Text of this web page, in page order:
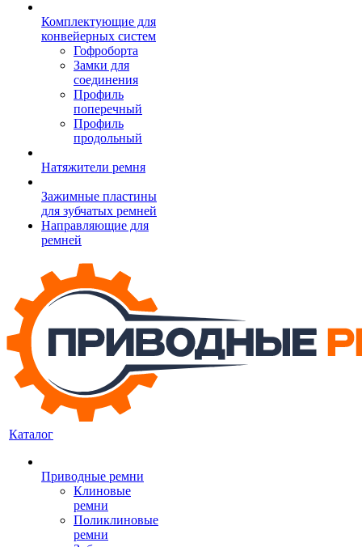
Комплектующие для
конвейерных систем
Гофроборта
Замки для
соединения
Профиль
поперечный
Профиль
продольный
Натяжители ремня
Зажимные пластины
для зубчатых ремней
Направляющие для
ремней
Каталог
Приводные ремни
Клиновые
ремни
Поликлиновые
ремни